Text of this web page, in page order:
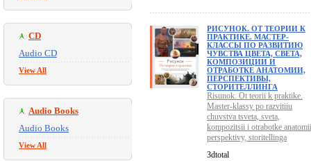
CD
Audio CD
View All
Audio Books
Audio Books
View All
РИСУНОК. ОТ ТЕОРИИ К
ПРАКТИКЕ. МАСТЕР-
КЛАССЫ ПО РАЗВИТИЮ
ЧУВСТВА ЦВЕТА, СВЕТА,
КОМПОЗИЦИИ И
ОТРАБОТКЕ АНАТОМИИ,
ПЕРСПЕКТИВЫ,
СТОРИТЕЛЛИНГА
Risunok. Ot teorii k praktike.
Master-klassy po razvitiiu
chuvstva tsveta, sveta,
kompozitsii i otrabotke
perspektivy, storitellinga
3dtotal